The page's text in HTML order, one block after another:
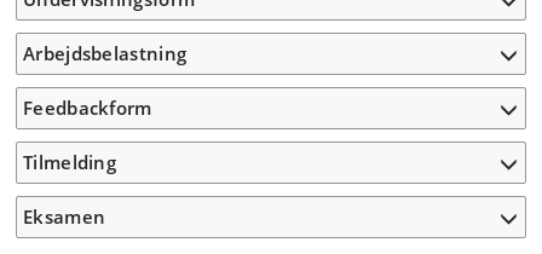
Arbejdsbelastning
Feedbackform
Tilmelding
Eksamen